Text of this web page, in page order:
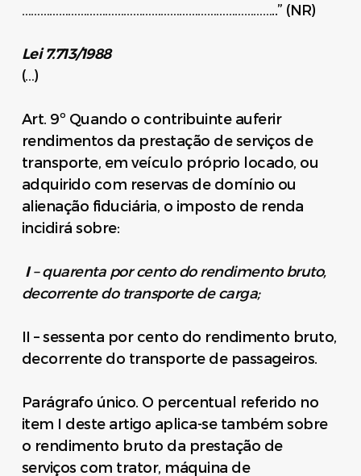
………………………………………………………………………..” (NR)
Lei 7.713/1988
(…)
Art. 9º Quando o contribuinte auferir
rendimentos da prestação de serviços de
transporte, em veículo próprio locado, ou
adquirido com reservas de domínio ou
alienação fiduciária, o imposto de renda
incidirá sobre:
I– quarenta por cento do rendimento bruto,
decorrente do transporte de carga;
II – sessenta por cento do rendimento bruto,
decorrente do transporte de passageiros.
Parágrafo único. O percentual referido no
item I deste artigo aplica-se também sobre
o rendimento bruto da prestação de
serviços com trator, máquina de